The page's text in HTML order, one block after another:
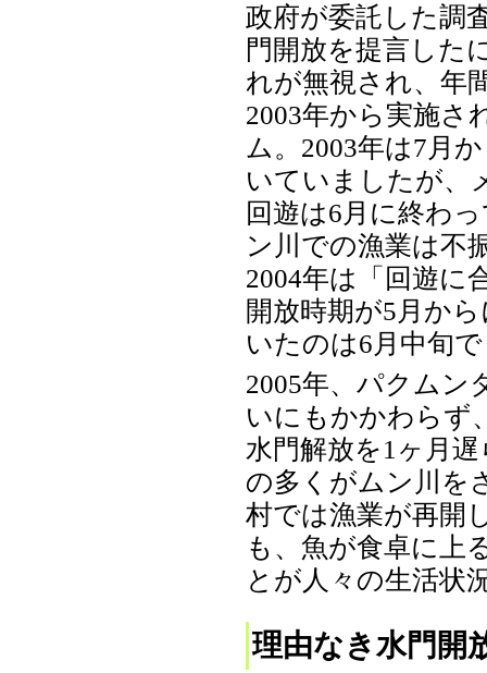
政府が委託した調
門開放を提言した
れが無視され、年
2003年から実施さ
ム。2003年は7月
いていましたが、
回遊は6月に終わ
ン川での漁業は不
2004年は「回遊に
開放時期が5月か
いたのは6月中旬
2005年、パクムン
いにもかかわらず
水門解放を1ヶ月
の多くがムン川を
村では漁業が再開
も、魚が食卓に上
とが人々の生活状
理由なき水門開